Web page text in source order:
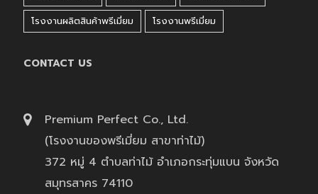
โรงงานผลิตสินค้าพรีเมี่ยม
โรงงานพรีเมี่ยม
CONTACT US
Premium Perfect Co., Ltd.
(โรงงานของพรีเมี่ยม สาขาท่าไม้)
372 หมู่ 4 ตำบลท่าไม้ อำเภอกระทุ่มแบน จังหวัด
สมุทรสาคร 74110